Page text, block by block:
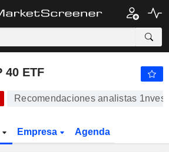
40 ETF
Recomendaciones analistas
Empresa Agenda